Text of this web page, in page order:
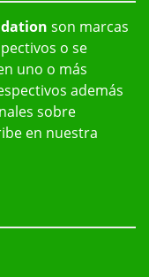
son marcas
o se
uno o más
además
sobre
en nuestra